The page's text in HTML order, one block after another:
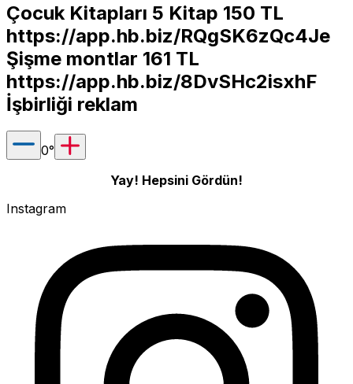
Çocuk Kitapları 5 Kitap 150 TL
https://app.hb.biz/RQgSK6zQc4Je
Şişme montlar 161 TL
https://app.hb.biz/8DvSHc2isxhF
İşbirliği reklam
0°
Yay! Hepsini Gördün!
Instagram